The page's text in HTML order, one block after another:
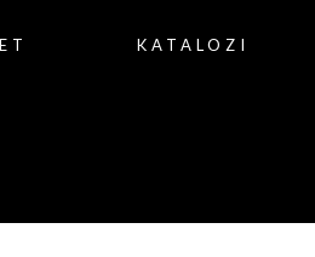
KATALOZI